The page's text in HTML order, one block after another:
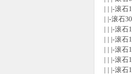
| | |-滚
| |-滚石
| | |-滚
| | |-滚
| | |-滚
| | |-滚
| | |-滚